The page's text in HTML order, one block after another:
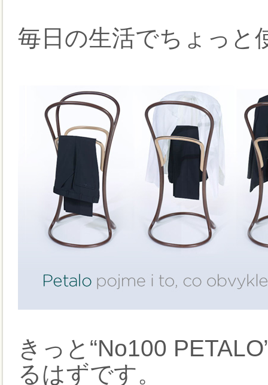
毎日の生活でちょっと
きっと“No100
るはずです。